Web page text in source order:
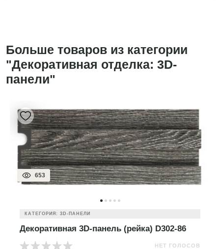
Больше товаров из категории
"Декоративная отделка: 3D-
панели"
653
КАТЕГОРИЯ: 3D-ПАНЕЛИ
Декоративная 3D-панель (рейка) D302-86
НЕТ ГОЛОСОВ